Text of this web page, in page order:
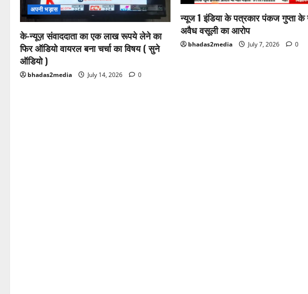
अपनी भड़ास
के-न्यूज़ संवाददाता का एक लाख रूपये लेने का
फिर ऑडियो वायरल बना चर्चा का विषय ( सुने
ऑडियो )
bhadas2media July 14, 2026 0
न्यूज 1 इंडिया के पत्रकार पंकज गुप्ता
अवैध वसूली का आरोप
bhadas2media July 7, 2026 0